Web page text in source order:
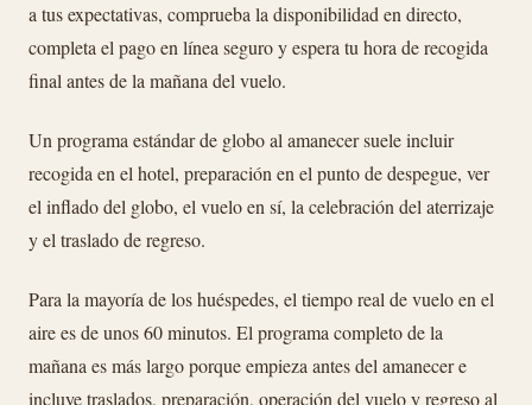
a tus expectativas, comprueba la disponibilidad en directo,
completa el pago en línea seguro y espera tu hora de recogida
final antes de la mañana del vuelo.
Un programa estándar de globo al amanecer suele incluir
recogida en el hotel, preparación en el punto de despegue, ver
el inflado del globo, el vuelo en sí, la celebración del aterrizaje
y el traslado de regreso.
Para la mayoría de los huéspedes, el tiempo real de vuelo en el
aire es de unos 60 minutos. El programa completo de la
mañana es más largo porque empieza antes del amanecer e
incluye traslados, preparación, operación del vuelo y regreso al